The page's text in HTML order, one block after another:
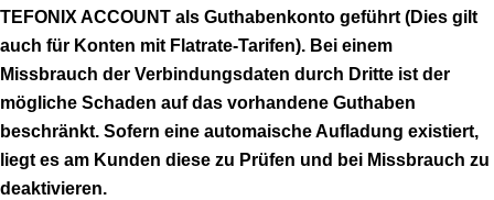
TEFONIX ACCOUNT als Guthabenkonto geführt (Dies gilt
auch für Konten mit Flatrate-Tarifen). Bei einem
Missbrauch der Verbindungsdaten durch Dritte ist der
mögliche Schaden auf das vorhandene Guthaben
beschränkt. Sofern eine automaische Aufladung existiert,
liegt es am Kunden diese zu Prüfen und bei Missbrauch zu
deaktivieren.